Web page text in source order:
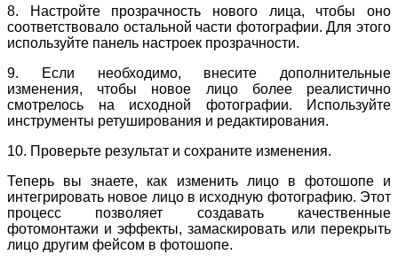
8. Настройте прозрачность нового лица, чтобы оно
соответствовало остальной части фотографии. Для этого
используйте панель настроек прозрачности.
9. Если необходимо, внесите дополнительные
изменения, чтобы новое лицо более реалистично
смотрелось на исходной фотографии. Используйте
инструменты ретуширования и редактирования.
10. Проверьте результат и сохраните изменения.
Теперь вы знаете, как изменить лицо в фотошопе и
интегрировать новое лицо в исходную фотографию. Этот
процесс позволяет создавать качественные
фотомонтажи и эффекты, замаскировать или перекрыть
лицо другим фейсом в фотошопе.